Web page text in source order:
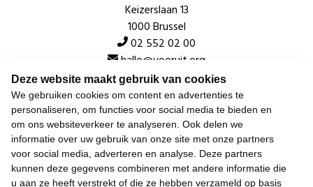
Deze website maakt gebruik van cookies
We gebruiken cookies om content en advertenties te
personaliseren, om functies voor social media te bieden en
om ons websiteverkeer te analyseren. Ook delen we
informatie over uw gebruik van onze site met onze partners
voor social media, adverteren en analyse. Deze partners
kunnen deze gegevens combineren met andere informatie die
u aan ze heeft verstrekt of die ze hebben verzameld op basis
Keizerslaan 13
1000 Brussel
02 552 02 00
hallo@vooruit.org
Snel
Over de beweging
Algemeen